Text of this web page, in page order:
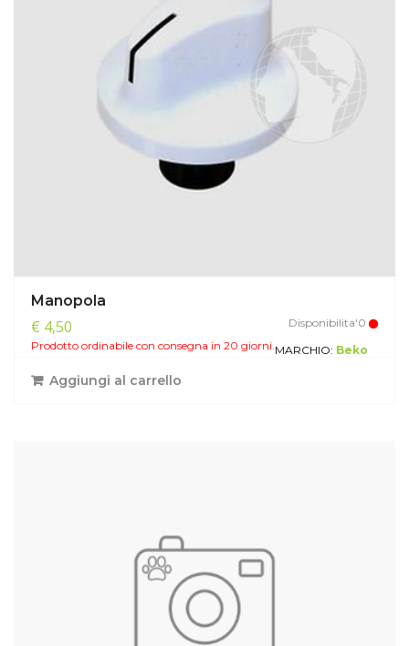
Manopola
€ 4,50
Disponibilita'0
Prodotto ordinabile con consegna in 20 giorni.MARCHIO: Beko
Aggiungi al carrello